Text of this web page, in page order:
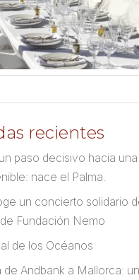
recientes
paso decisivo hacia
nace el Palma.
un concierto solidario
Fundación Nemo
de los Océanos
de Andbank a Mallorca: